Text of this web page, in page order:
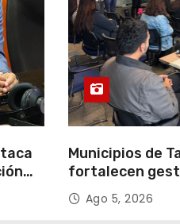
Municipios de
fortalecen
subsidios de
jornada
Ago 5, 2026